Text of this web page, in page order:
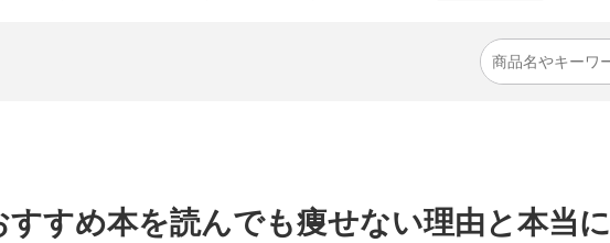
すめ本を読んでも痩せない理由と本当に